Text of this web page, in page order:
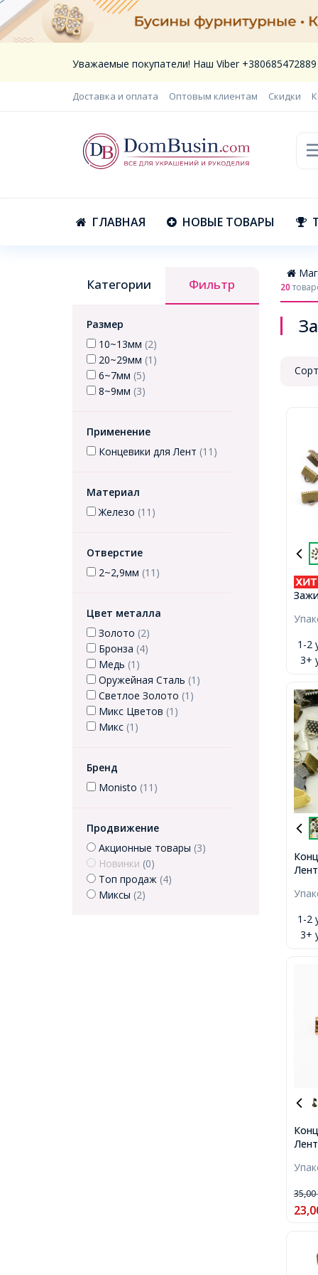
Уважаемые покупатели! Наш Viber
Доставка и оплата Оптовым клиентам Скидки
ГЛАВНАЯ НОВЫЕ ТОВАРЫ
Категории Фильтр
Размер
10~13мм (2)
20~29мм (1)
6~7мм (5)
8~9мм (3)
Применение
Концевики для Лент (11)
Материал
Железо (11)
Отверстие
2~2,9мм (11)
Цвет металла
Золото (2)
Бронза (4)
Медь (1)
Оружейная Сталь (1)
Светлое Золото (1)
Микс Цветов (1)
Микс (1)
Бренд
Monisto (11)
Продвижение
Акционные товары (3)
Новинки (0)
Топ продаж (4)
Миксы (2)
20
1-2
3+
2мм,
1-2
3+